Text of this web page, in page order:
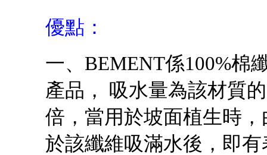
優點：
一、 BEMENT係100%棉
產品， 吸水量為該材質的
倍，當用於坡面植生時，
於該纖維吸滿水後，即有